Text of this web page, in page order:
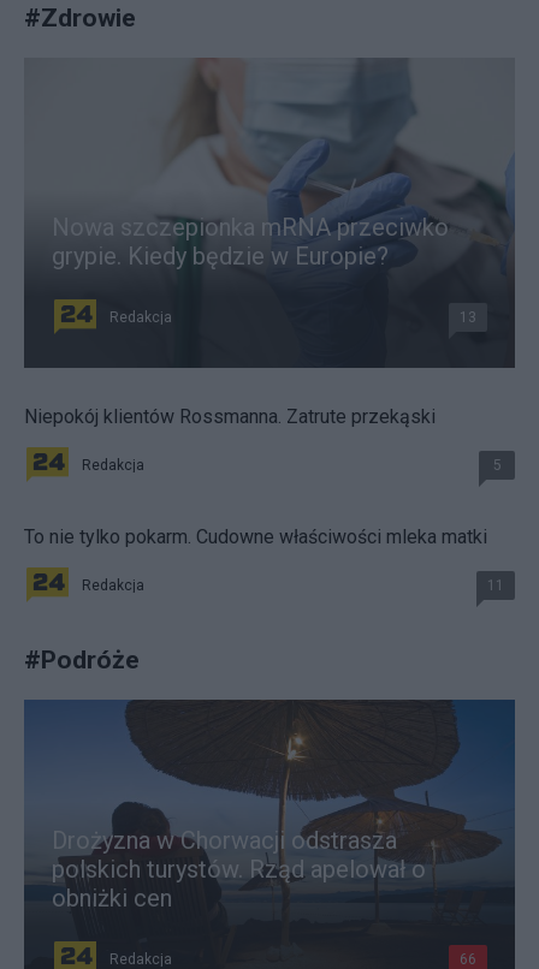
#Zdrowie
Nowa szczepionka mRNA przeciwko
grypie. Kiedy będzie w Europie?
Redakcja 13
Niepokój klientów Rossmanna. Zatrute przekąski
Redakcja 5
To nie tylko pokarm. Cudowne właściwości mleka matki
Redakcja 11
#Podróże
Drożyzna w Chorwacji odstrasza
polskich turystów. Rząd apelował o
obniżki cen
Redakcja 66